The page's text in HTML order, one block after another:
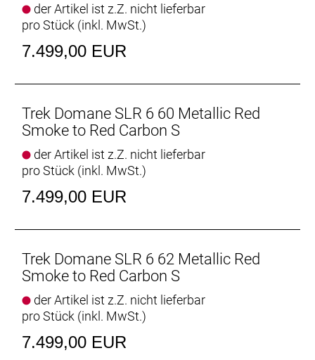
ermüdende Fahrbahnunebenheiten und spart
Gewicht, damit du länger kraftvoller in die Pedale
treten kannst.
aerodynamischen Verbesserungen und seiner
ultraleichten Konstruktion schneller als je zuvor und
Kopfsteinpflasterpassagen von Paris-Roubaix einen
Sieg eingefahren.
Leichter als je zuvor
Konstruktion machen es zu unserem leichtesten
Domane SLR Disc aller Zeiten.
Vielseitige Reifenfreiheit
Ausgestattet ist es mit schnell rollenden 32 mm
breiten Reifen, aber dank der Reifenfreiheit bis 38-
mm-Reifen kannst du von glattem Asphalt bis
der Artikel ist z.Z. nicht lieferbar
pro Stück (inkl. MwSt.)
7.499,00 EUR
Trek Domane SLR 6 60 Metallic Red
Smoke to Red Carbon S
der Artikel ist z.Z. nicht lieferbar
pro Stück (inkl. MwSt.)
7.499,00 EUR
Trek Domane SLR 6 62 Metallic Red
Smoke to Red Carbon S
der Artikel ist z.Z. nicht lieferbar
pro Stück (inkl. MwSt.)
7.499,00 EUR